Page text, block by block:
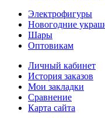
Электрофигуры
Новогодние
Шары
Оптовикам
Личный кабинет
История заказов
Мои закладки
Сравнение
Карта сайта